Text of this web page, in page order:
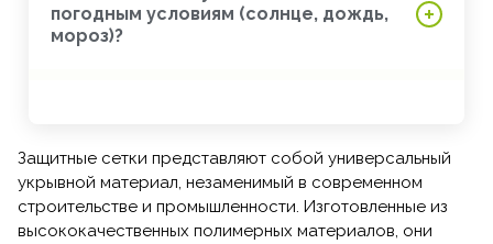
погодным условиям (солнце, дождь,
мороз)?
Защитные сетки представляют собой универсальный
укрывной материал, незаменимый в современном
строительстве и промышленности. Изготовленные из
высококачественных полимерных материалов, они